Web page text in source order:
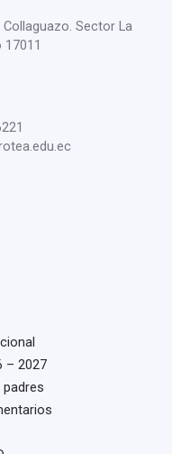
Sector La
17011
– 2027